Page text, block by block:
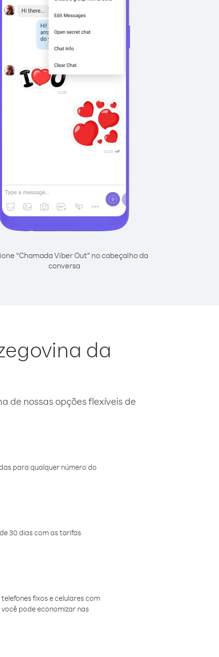
“Chamada Viber Out” no cabeçalho da
conversa
da
de nossas opções flexíveis de
para qualquer número do
30 dias com as tarifas
fixos e celulares com
pode economizar nas